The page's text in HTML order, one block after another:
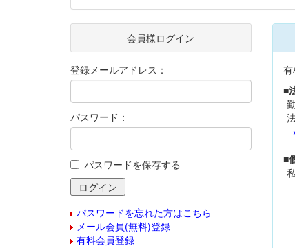
■
■
会員様ログイン
登録メールアドレス：
パスワード：
パスワードを保存する
パスワードを忘れた方はこちら
メール会員(無料)登録
有料会員登録